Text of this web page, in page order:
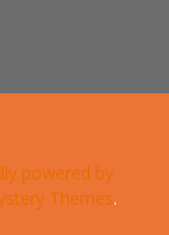
powered by
Themes.